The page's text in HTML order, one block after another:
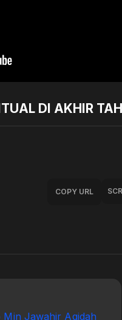
DI AKHIR
COPY URL